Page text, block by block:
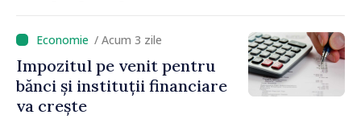
/ Acum 3 zile
Impozitul pe venit pentru
bănci și instituții financiare
va crește